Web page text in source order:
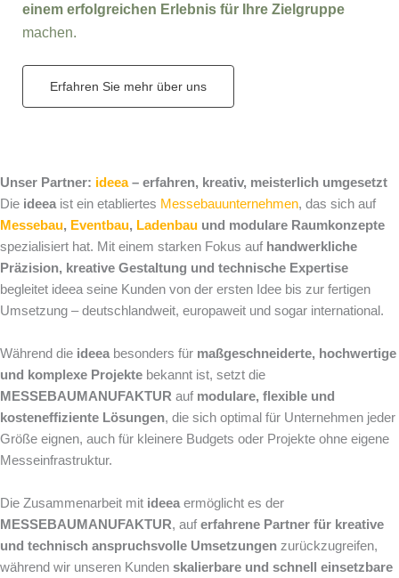
einem erfolgreichen Erlebnis für Ihre Zielgruppe
machen.
Erfahren Sie mehr über uns
Unser Partner: ideea– erfahren, kreativ, meisterlich umgesetzt
Die ideea ist ein etabliertes Messebauunternehmen, das sich auf
Messebau, Eventbau, Ladenbau und modulare Raumkonzepte
spezialisiert hat. Mit einem starken Fokus auf handwerkliche
Präzision, kreative Gestaltung und technische Expertise
begleitet ideea seine Kunden von der ersten Idee bis zur fertigen
Umsetzung – deutschlandweit, europaweit und sogar international.
Während die ideea besonders für maßgeschneiderte, hochwertige
und komplexe Projekte bekannt ist, setzt die
MESSEBAUMANUFAKTUR auf modulare, flexible und
kosteneffiziente Lösungen, die sich optimal für Unternehmen jeder
Größe eignen, auch für kleinere Budgets oder Projekte ohne eigene
Messeinfrastruktur.
Die Zusammenarbeit mit ideea ermöglicht es der
MESSEBAUMANUFAKTUR, auf erfahrene Partner für kreative
und technisch anspruchsvolle Umsetzungen zurückzugreifen,
während wir unseren Kunden skalierbare und schnell einsetzbare